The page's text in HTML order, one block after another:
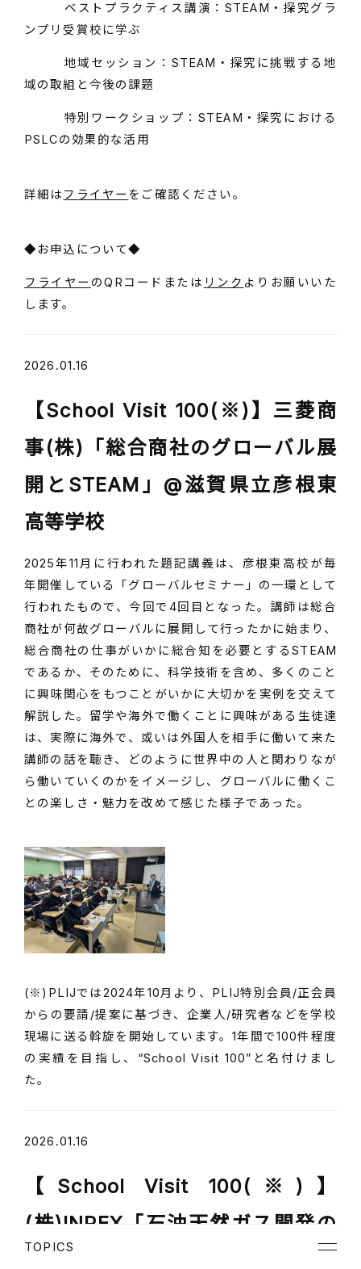
TOPICS
ベストプラクティス講演：STEAM・探究グラ
ンプリ受賞校に学ぶ
地域セッション：STEAM・探究に挑戦する地
域の取組と今後の課題
特別ワークショップ：STEAM・探究における
PSLCの効果的な活用
詳細は フライヤー をご確認ください。
◆お申込について◆
フライヤー のQRコードまたは リンク よりお願いいた
します。
2026.01.16
【School Visit 100(※)】三菱商
事(株)「総合商社のグローバル展
開とSTEAM」@滋賀県立彦根東
高等学校
2025年11月に行われた題記講義は、彦根東高校が毎
年開催している「グローバルセミナー」の一環として
行われたもので、今回で4回目となった。講師は総合
商社が何故グローバルに展開して行ったかに始まり、
総合商社の仕事がいかに総合知を必要とするSTEAM
であるか、そのために、科学技術を含め、多くのこと
に興味関心をもつことがいかに大切かを実例を交えて
解説した。留学や海外で働くことに興味がある生徒達
は、実際に海外で、或いは外国人を相手に働いて来た
講師の話を聴き、どのように世界中の人と関わりなが
ら働いていくのかをイメージし、グローバルに働くこ
との楽しさ・魅力を改めて感じた様子であった。
(※)PLIJでは2024年10月より、PLIJ特別会員/正会員
からの要請/提案に基づき、企業人/研究者などを学校
現場に送る斡旋を開始しています。1年間で100件程度
の実績を目指し、“School Visit 100”と名付けまし
た。
2026.01.16
【School Visit 100(※)】
(株)INPEX「石油天然ガス開発の